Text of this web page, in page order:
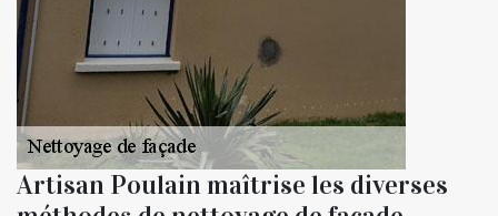
Artisan Poulain maîtrise les diverses